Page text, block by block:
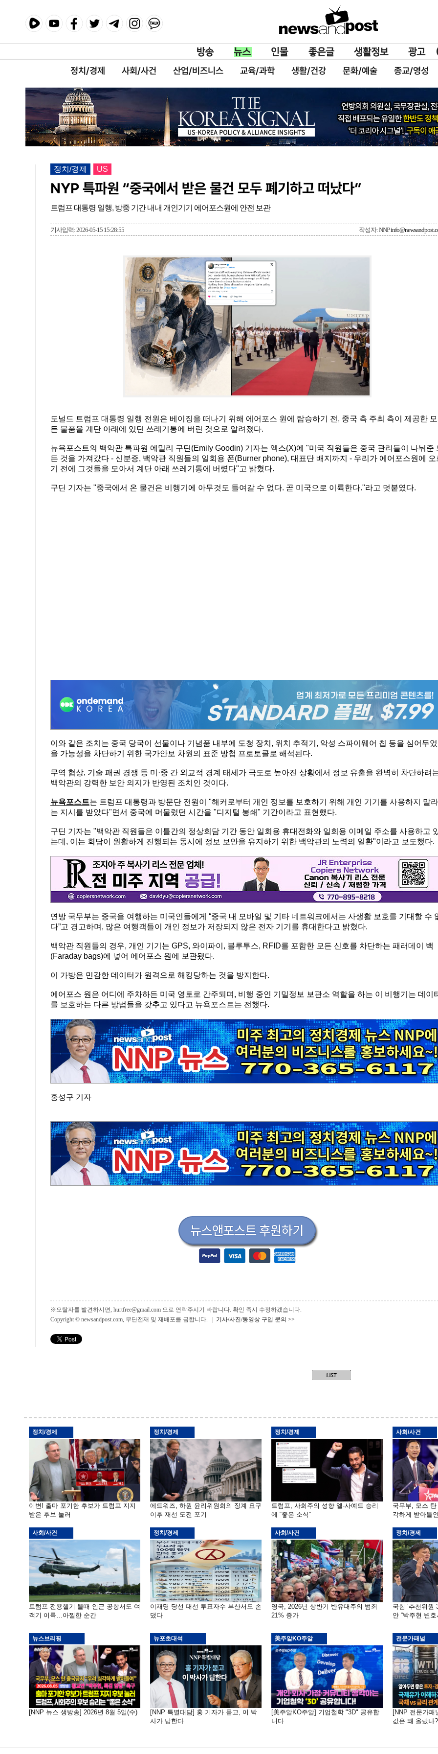
정치/경제 사회/사건 산업/비즈니스 교육/과학 생활/건강 문화/예술 종교/영성
정치/경제 US
NYP 특파원 “중국에서 받은 물건 모두 폐기하고 떠났다”
트럼프 대통령 일행, 방중 기간 내내 개인기기 에어포스원에 안전 보관
기사입력: 2026-05-15 15:28:55 작성자: NNP
도널드 트럼프 대통령 일행 전원은 베이징을 떠나기 위해 에어포스 원에 탑승하기 전, 중국 측 주최 측이 제공한 모
든 물품을 계단 아래에 있던 쓰레기통에 버린 것으로 알려졌다.
뉴욕포스트의 백악관 특파원 에밀리 구딘(Emily Goodin) 기자는 엑스(X)에 "미국 직원들은 중국 관리들이 나눠준
든 것을 가져갔다 - 신분증, 백악관 직원들의 일회용 폰(Burner phone), 대표단 배지까지 - 우리가 에어포스원에 오
기 전에 그것들을 모아서 계단 아래 쓰레기통에 버렸다"고 밝혔다.
구딘 기자는 "중국에서 온 물건은 비행기에 아무것도 들여갈 수 없다. 곧 미국으로 이륙한다."라고 덧붙였다.
이와 같은 조치는 중국 당국이 선물이나 기념품 내부에 도청 장치, 위치 추적기, 악성 스파이웨어 칩 등을 심어두었
을 가능성을 차단하기 위한 국가안보 차원의 표준 방첩 프로토콜로 해석된다.
무역 협상, 기술 패권 경쟁 등 미·중 간 외교적 경계 태세가 극도로 높아진 상황에서 정보 유출을 완벽히 차단하려
백악관의 강력한 보안 의지가 반영된 조치인 것이다.
뉴욕포스트는 트럼프 대통령과 방문단 전원이 "해커로부터 개인 정보를 보호하기 위해 개인 기기를 사용하지 말라
는 지시를 받았다"면서 중국에 머물렀던 시간을 "디지털 봉쇄" 기간이라고 표현했다.
구딘 기자는 "백악관 직원들은 이틀간의 정상회담 기간 동안 일회용 휴대전화와 일회용 이메일 주소를 사용하고
는데, 이는 회담이 원활하게 진행되는 동시에 정보 보안을 유지하기 위한 백악관의 노력의 일환"이라고 보도했다.
연방 국무부는 중국을 여행하는 미국인들에게 “중국 내 모바일 및 기타 네트워크에서는 사생활 보호를 기대할 수
다”고 경고하며, 많은 여행객들이 개인 정보가 저장되지 않은 전자 기기를 휴대한다고 밝혔다.
백악관 직원들의 경우, 개인 기기는 GPS, 와이파이, 블루투스, RFID를 포함한 모든 신호를 차단하는 패러데이 백
(Faraday bags)에 넣어 에어포스 원에 보관됐다.
이 가방은 민감한 데이터가 원격으로 해킹당하는 것을 방지한다.
에어포스 원은 어디에 주차하든 미국 영토로 간주되며, 비행 중인 기밀정보 보관소 역할을 하는 이 비행기는 데이
를 보호하는 다른 방법들을 갖추고 있다고 뉴욕포스트는 전했다.
홍성구 기자
※오탈자를 발견하시면, hurtfree@gmail.com 으로 연락주시기 바랍니다. 확인 즉시 수정하겠습니다.
Copyright © newsandpost.com, 무단전재 및 재배포를 금합니다. | 기사/사진/동영상 구입 문의 >>
정치/경제
이변! 출마 포기한 후보가 트럼프 지지
받은 후보 눌러
정치/경제
에드워즈, 하원 윤리위원회의 징계 요구
이후 재선 도전 포기
정치/경제
트럼프, 사회주의 성향 엘-사예드 승리
에 “좋은 소식”
사회/사건
국무부, 모스
각하게 받아들
사회/사건
트럼프 전용헬기 뜰때 인근 공항서도 여
객기 이륙…아찔한 순간
정치/경제
이재명 당선 대선 투표자수 부산서도 손
댔다
사회/사건
영국, 2026년 상반기 반유대주의 범죄
21% 증가
정치/경제
국힘 ‘추천위원
안 “박주현 변
뉴스브리핑
[NNP 뉴스 생방송] 2026년 8월 5일(수)
뉴포초대석
[NNP 특별대담] 홍 기자가 묻고, 이 박
사가 답한다
美주알KO주알
[美주알KO주알] 기업철학 "3D" 공유합
니다
전문가패널
[NNP 전문가패
값은 왜 올랐